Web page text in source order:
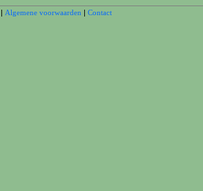
| Algemene voorwaarden |Contact